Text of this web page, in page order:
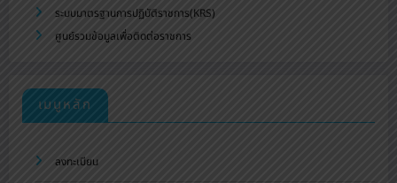
ระบบมาตรฐานการปฏิบัติราชการ(KRS)
ศูนย์รวมข้อมูลเพื่อติดต่อราชการ
เมนูหลัก
ลงทะเบียน